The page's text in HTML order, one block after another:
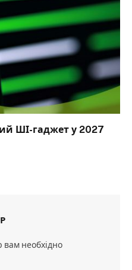
ШІ-гаджет у 2027
необхідно